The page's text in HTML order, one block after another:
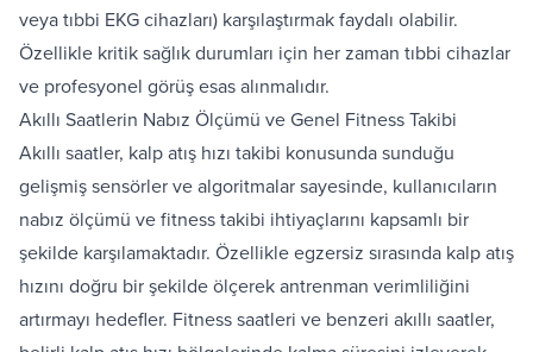
veya tıbbi EKG cihazları) karşılaştırmak faydalı olabilir.
Özellikle kritik sağlık durumları için her zaman tıbbi cihazlar
ve profesyonel görüş esas alınmalıdır.
Akıllı Saatlerin Nabız Ölçümü ve Genel Fitness Takibi
Akıllı saatler, kalp atış hızı takibi konusunda sunduğu
gelişmiş sensörler ve algoritmalar sayesinde, kullanıcıların
nabız ölçümü ve fitness takibi ihtiyaçlarını kapsamlı bir
şekilde karşılamaktadır. Özellikle egzersiz sırasında kalp atış
hızını doğru bir şekilde ölçerek antrenman verimliliğini
artırmayı hedefler. Fitness saatleri ve benzeri akıllı saatler,